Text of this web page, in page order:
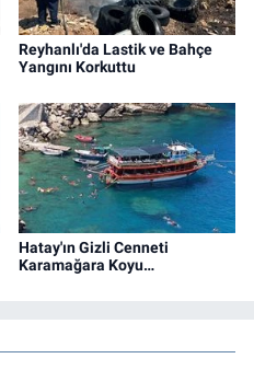
Reyhanlı'da Lastik ve Bahçe
Yangını Korkuttu
Hatay'ın Gizli Cenneti
Karamağara Koyu…